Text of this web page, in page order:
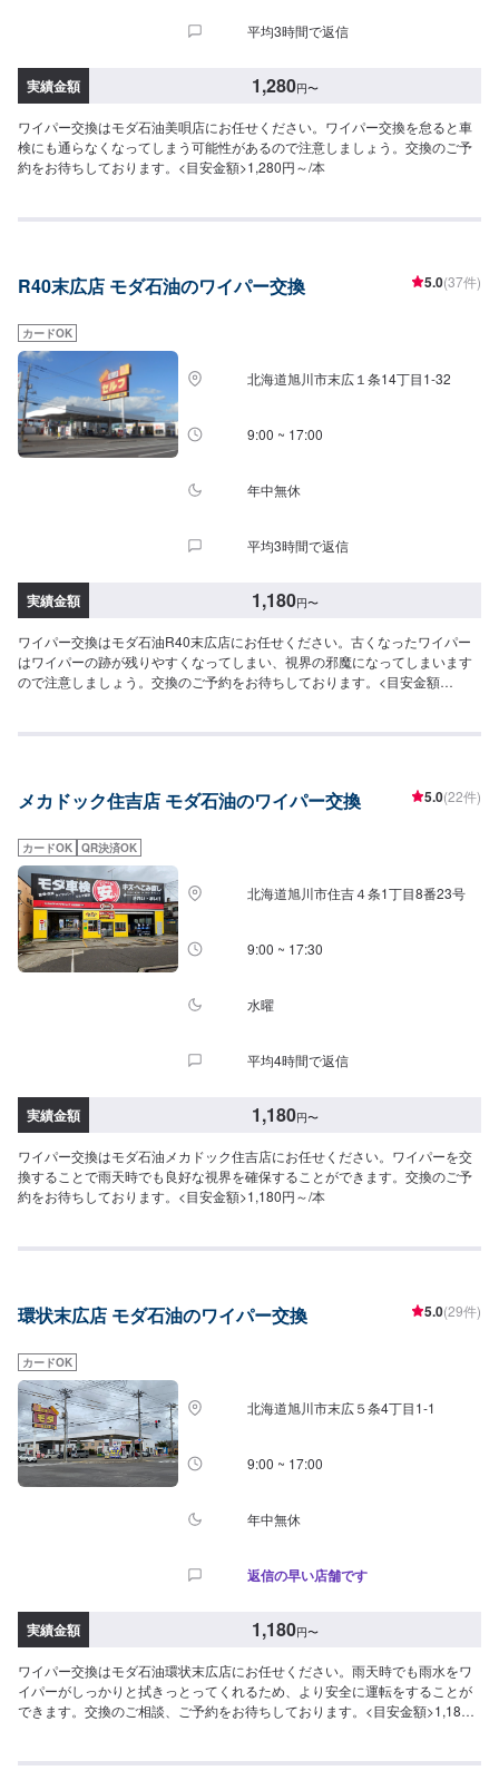
平均3時間で返信
実績金額 1,280円〜
ワイパー交換はモダ石油美唄店にお任せください。ワイパー交換を怠ると車
検にも通らなくなってしまう可能性があるので注意しましょう。交換のご予
約をお待ちしております。<目安金額>1,280円～/本
R40末広店 モダ石油のワイパー交換 5.0(37件)
カードOK
北海道旭川市末広１条14丁目1-32
9:00 ~ 17:00
年中無休
平均3時間で返信
実績金額 1,180円〜
ワイパー交換はモダ石油R40末広店にお任せください。古くなったワイパー
はワイパーの跡が残りやすくなってしまい、視界の邪魔になってしまいます
ので注意しましょう。交換のご予約をお待ちしております。<目安金額
メカドック住吉店 モダ石油のワイパー交換 5.0(22件)
カードOK QR決済OK
北海道旭川市住吉４条1丁目8番23号
9:00 ~ 17:30
水曜
平均4時間で返信
実績金額 1,180円〜
ワイパー交換はモダ石油メカドック住吉店にお任せください。ワイパーを交
換することで雨天時でも良好な視界を確保することができます。交換のご予
約をお待ちしております。<目安金額>1,180円～/本
環状末広店 モダ石油のワイパー交換 5.0(29件)
カードOK
北海道旭川市末広５条4丁目1-1
9:00 ~ 17:00
年中無休
返信の早い店舗です
実績金額 1,180円〜
ワイパー交換はモダ石油環状末広店にお任せください。雨天時でも雨水をワ
イパーがしっかりと拭きっとってくれるため、より安全に運転をすることが
できます。交換のご相談、ご予約をお待ちしております。<目安金額>1,180